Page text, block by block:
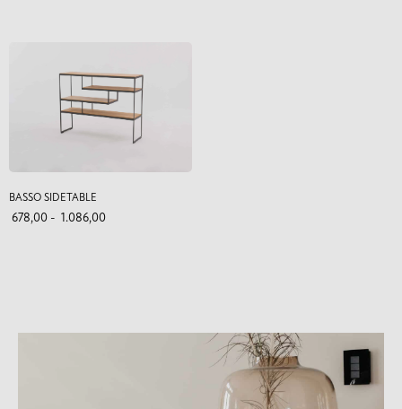
BASSO SIDETABLE
678,00 - 1.086,00
Kunnen wij je ergens mee